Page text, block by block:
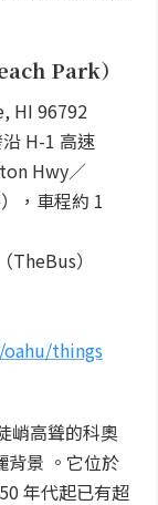
Park）
HI 96792
H-1 高速
Hwy／
，車程約 1
）
things
峭高聳的科奧
背景 。它位於
年代起已有超